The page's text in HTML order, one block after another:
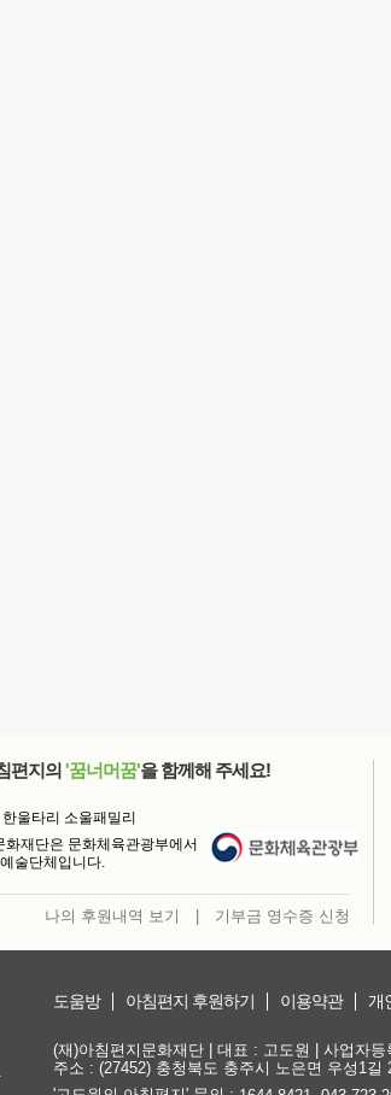
편지의 '꿈너머꿈'을 함께해 주세요!
한울타리 소울패밀리
화재단은 문화체육관광부에서
술단체입니다.
나의 후원내역 보기 기부금 영수증 신청
도움방 아침편지 후원하기 이용약관 개
(재)아침편지문화재단 | 대표 : 고도원 | 사업자등
주소 : (27452) 충청북도 충주시 노은면 우성1길